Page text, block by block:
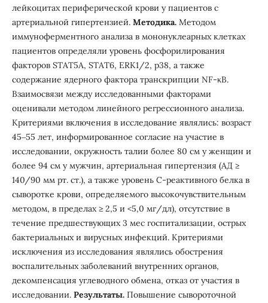
лейкоцитах периферической крови у пациентов с
артериальной гипертензией. Методика.Методом
иммуноферментного анализа в мононуклеарных клетках
пациентов определяли уровень фосфорилирования
факторов STAT5A, STAT6, ERK1/2, p38, а также
содержание ядерного фактора транскрипции NF-κB.
Взаимосвязи между исследованными факторами
оценивали методом линейного регрессионного анализа.
Критериями включения в исследование являлись: возраст
45‒55 лет, информированное согласие на участие в
исследовании, окружность талии более 80 см у женщин и
более 94 см у мужчин, артериальная гипертензия (АД ≥
140/90 мм рт. ст.), а также уровень С-реактивного белка в
сыворотке крови, определяемого высокочувствительным
методом, в пределах ≥ 2,5 и <5,0 мг/дл), отсутствие в
течение предшествующих 3 мес госпитализации, острых
бактериальных и вирусных инфекций. Критериями
исключения из исследования являлись обострения
воспалительных заболеваний внутренних органов,
декомпенсация углеводного обмена, отказ от участия в
исследовании. Результаты.Повышение сывороточной